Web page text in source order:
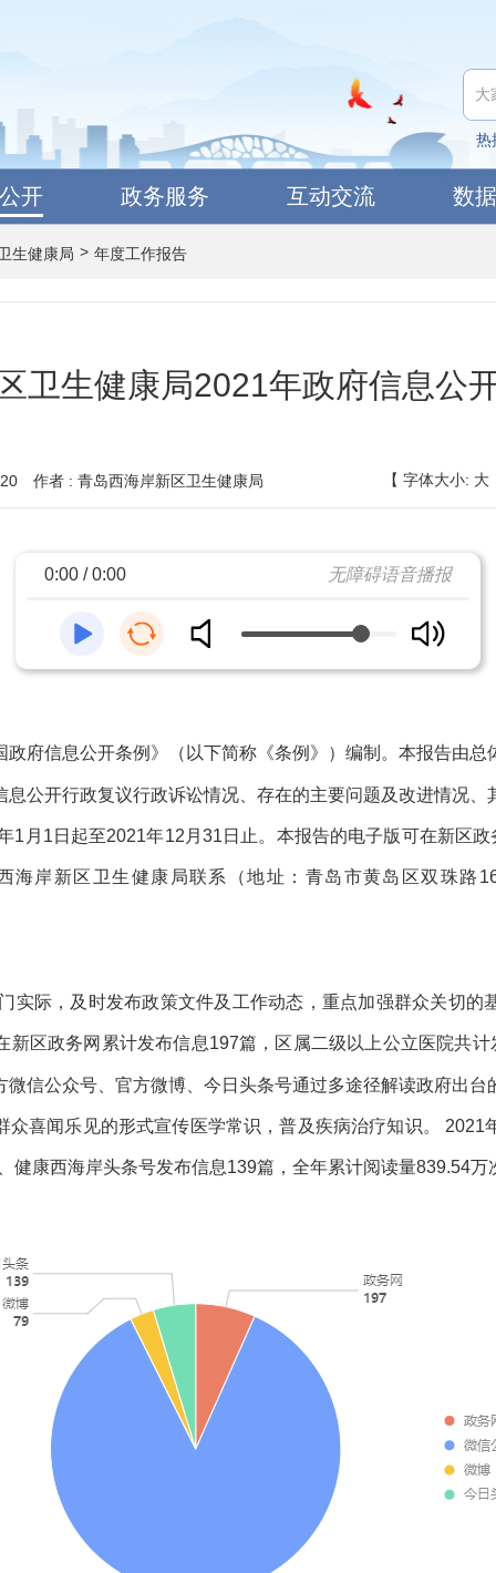
热
开 政务服务 互动交流 数
生健康局 > 年度工作报告
卫生健康局2021年政府信息公
作者 : 青岛西海岸新区卫生健康局 【 字体大小: 大
无障碍语音播报
0:00 / 0:00
信息公开条例》（以下简称《条例》）编制。本报告由总
公开行政复议行政诉讼情况、存在的主要问题及改进情况
1 月 1日起至2021年12月 31日止。本报告的电子版可在新区政
海岸新区卫生健康局联系（地址：青岛市黄岛区双珠路
实际，及时发布政策文件及工作动态，重点加强群众关切的
新区政务网累计发布信息197篇，区属二级以上公立医院共计
信公众号、官方微博、今日头条号通过多途径解读政府出
众喜闻乐见的形式宣传医学常识，普及疾病治疗知识。2021
健康西海岸头条号发布信息139篇，全年累计阅读量839.54万